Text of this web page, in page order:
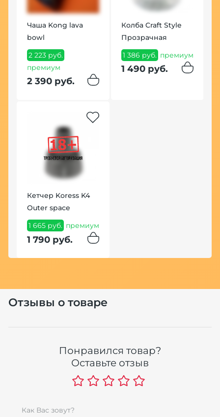
Чаша Kong lava
bowl
2 223 руб.
премиум
2 390 руб.
Колба Craft Style
Прозрачная
1 386 руб. премиум
1 490 руб.
Кетчер Koress K4
Outer space
1 665 руб. премиум
1 790 руб.
Отзывы о товаре
Понравился товар?
Оставьте отзыв
Как Вас зовут?